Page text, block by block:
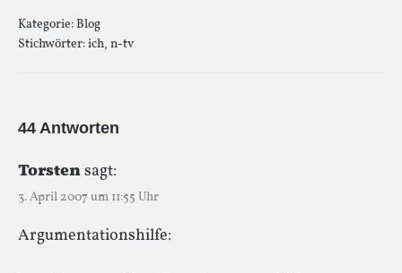
Kategorie:Blog
Stichwörter:ich, n-tv
44 Antworten
Torstensagt:
3. April 2007 um 11:55 Uhr
Argumentationshilfe: